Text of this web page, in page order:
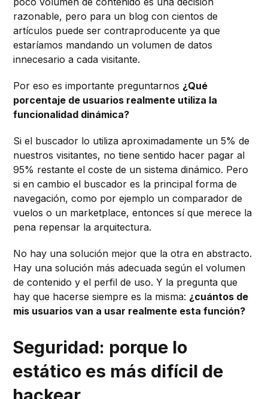
razonable, pero para un blog con cientos de
artículos puede ser contraproducente ya que
estaríamos mandando un volumen de datos
innecesario a cada visitante.
Por eso es importante preguntarnos ¿Qué
porcentaje de usuarios realmente utiliza la
funcionalidad dinámica?
Si el buscador lo utiliza aproximadamente un 5% de
nuestros visitantes, no tiene sentido hacer pagar al
95% restante el coste de un sistema dinámico. Pero
si en cambio el buscador es la principal forma de
navegación, como por ejemplo un comparador de
vuelos o un marketplace, entonces sí que merece la
pena repensar la arquitectura.
No hay una solución mejor que la otra en abstracto.
Hay una solución más adecuada según el volumen
de contenido y el perfil de uso. Y la pregunta que
hay que hacerse siempre es la misma: ¿cuántos de
mis usuarios van a usar realmente esta función?
Seguridad: porque lo
estático es más difícil de